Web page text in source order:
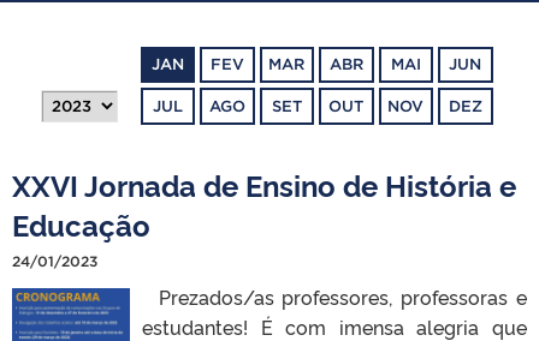
PORTARIAS
JAN FEV MAR ABR MAI JUN
JUL AGO SET OUT NOV DEZ
XXVI Jornada de Ensino de História e
Educação
24/01/2023
Prezados/as professores, professoras e
estudantes! É com imensa alegria que